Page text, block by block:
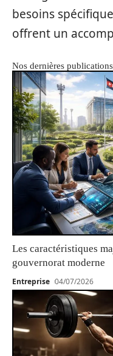
besoins
offrent un
Nos dernières publications
Les caractéristiques
gouvernorat moderne
Entreprise 04/07/2026